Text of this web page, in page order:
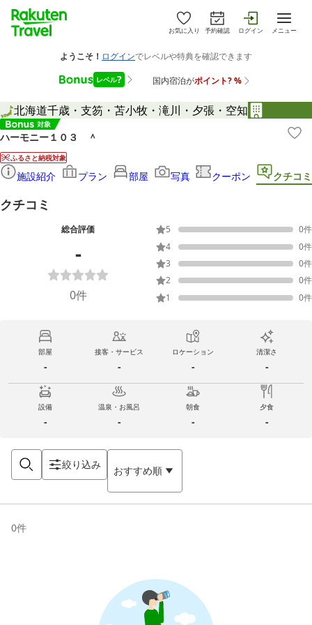
お気に入り 予約確認 ログイン メニュー
北海道千歳・支笏・苫小牧・滝川・夕張・空知
ハーモニー１０３ ＾
ふるさと納税対象
施設紹介 プラン 部屋 写真 クーポン クチコミ
クチコミ
総合評価
-
0件
5 0件
4
0件
3
0件
2
0件
1
0件
部屋
-
接客・サービス
-
ロケーション
-
清潔さ
-
設備
-
温泉・お風呂
-
朝食
-
夕食
-
絞り込み おすすめ順
0件